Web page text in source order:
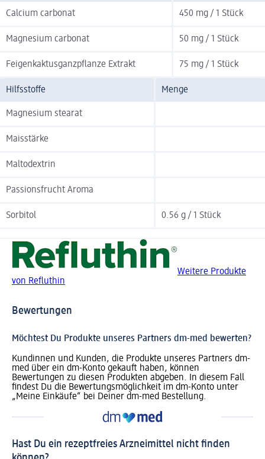
Calcium carbonat 450 mg / 1 Stück
Magnesium carbonat 50 mg / 1 Stück
Feigenkaktusganzpflanze Extrakt 75 mg / 1 Stück
Hilfsstoffe Menge
Magnesium stearat
Maisstärke
Maltodextrin
Passionsfrucht Aroma
Sorbitol 0.56 g / 1 Stück
Weitere Produkte
von Refluthin
Bewertungen
Möchtest Du Produkte unseres Partners dm-med bewerten?
Kundinnen und Kunden, die Produkte unseres Partners dm-
med über ein dm-Konto gekauft haben, können
Bewertungen zu diesen Produkten abgeben. In diesem Fall
findest Du die Bewertungsmöglichkeit im dm-Konto unter
„Meine Einkäufe“ bei Deiner dm-med Bestellung.
Hast Du ein rezeptfreies Arzneimittel nicht finden